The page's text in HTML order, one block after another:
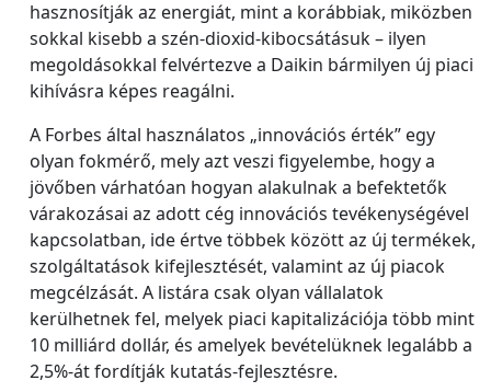
hasznosítják az energiát, mint a korábbiak, miközben
sokkal kisebb a szén-dioxid-kibocsátásuk – ilyen
megoldásokkal felvértezve a Daikin bármilyen új piaci
kihívásra képes reagálni.
A Forbes által használatos „innovációs érték” egy
olyan fokmérő, mely azt veszi figyelembe, hogy a
jövőben várhatóan hogyan alakulnak a befektetők
várakozásai az adott cég innovációs tevékenységével
kapcsolatban, ide értve többek között az új termékek,
szolgáltatások kifejlesztését, valamint az új piacok
megcélzását. A listára csak olyan vállalatok
kerülhetnek fel, melyek piaci kapitalizációja több mint
10 milliárd dollár, és amelyek bevételüknek legalább a
2,5%-át fordítják kutatás-fejlesztésre.